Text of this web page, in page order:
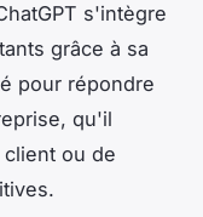
s'intègre
grâce à sa
pour répondre
qu'il
ou de